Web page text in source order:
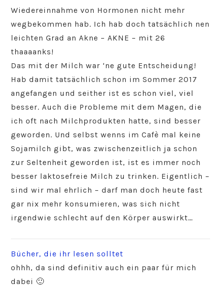
Wiedereinnahme von Hormonen nicht mehr
wegbekommen hab. Ich hab doch tatsächlich nen
leichten Grad an Akne – AKNE – mit 26
thaaaanks!
Das mit der Milch war ‘ne gute Entscheidung!
Hab damit tatsächlich schon im Sommer 2017
angefangen und seither ist es schon viel, viel
besser. Auch die Probleme mit dem Magen, die
ich oft nach Milchprodukten hatte, sind besser
geworden. Und selbst wenns im Cafè mal keine
Sojamilch gibt, was zwischenzeitlich ja schon
zur Seltenheit geworden ist, ist es immer noch
besser laktosefreie Milch zu trinken. Eigentlich –
sind wir mal ehrlich – darf man doch heute fast
gar nix mehr konsumieren, was sich nicht
irgendwie schlecht auf den Körper auswirkt…
Bücher, die ihr lesen solltet
ohhh, da sind definitiv auch ein paar für mich
dabei 🙂